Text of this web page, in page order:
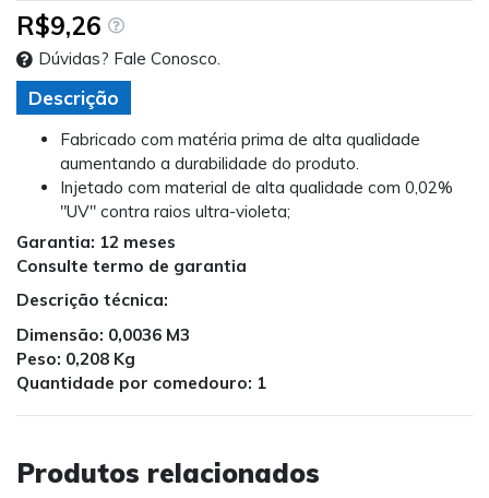
R$9,26
Dúvidas? Fale Conosco.
Descrição
Fabricado com matéria prima de alta qualidade
aumentando a durabilidade do produto.
Injetado com material de alta qualidade com 0,02%
"UV" contra raios ultra-violeta;
Garantia: 12 meses
Consulte termo de garantia
Descrição técnica:
Dimensão: 0,0036 M3
Peso: 0,208 Kg
Quantidade por comedouro: 1
Produtos relacionados